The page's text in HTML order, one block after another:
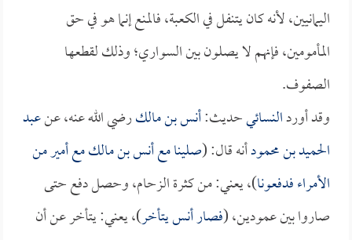
اليمانيين، لأنه كان يتنفل في الكعبة، فالمنع إنما هو في حق
المأمومين، فإنهم لا يصلون بين السواري؛ وذلك لقطعها
الصفوف.
وقد أوردالنسائيحديث:أنس بن مالكرضي الله عنه، عنعبد
الحميد بن محمودأنه قال: (صلينا معأنس بن مالكمع أمير من
الأمراء فدفعونا)، يعني: من كثرة الزحام، وحصل دفع حتى
صاروا بين عمودين، (فصارأنسيتأخر)، يعني: يتأخر عن أن